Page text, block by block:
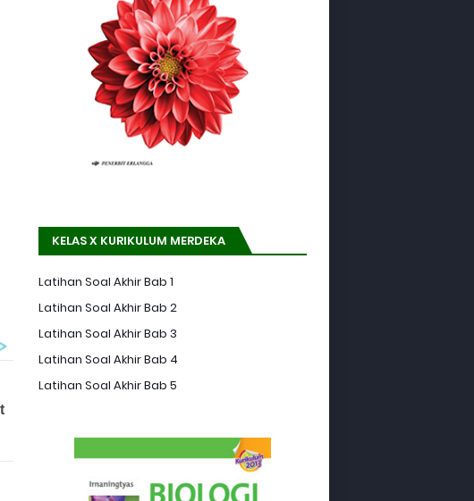
KELAS X KURIKULUM MERDEKA
Latihan Soal Akhir Bab 1
Latihan Soal Akhir Bab 2
Latihan Soal Akhir Bab 3
Latihan Soal Akhir Bab 4
Latihan Soal Akhir Bab 5